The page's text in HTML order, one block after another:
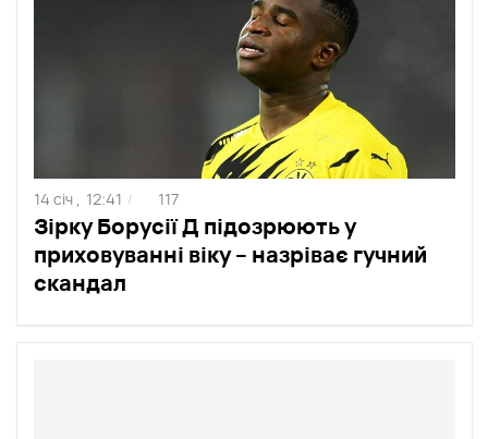
Зірку Борусії Д підозрюють у
приховуванні віку – назріває гучний
скандал
14 січ , 12:41 / 117